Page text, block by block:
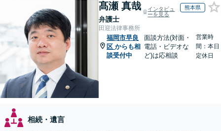
髙瀬 真哉
弁護士
インタビュ
ーを見る
熊本県
田迎法律事務所
福岡市早良
区 からも相
談受付中
面談方法(対面・
電話・ビデオな
ど)は応相談
営業時
間：本日
定休日
相続・遺言